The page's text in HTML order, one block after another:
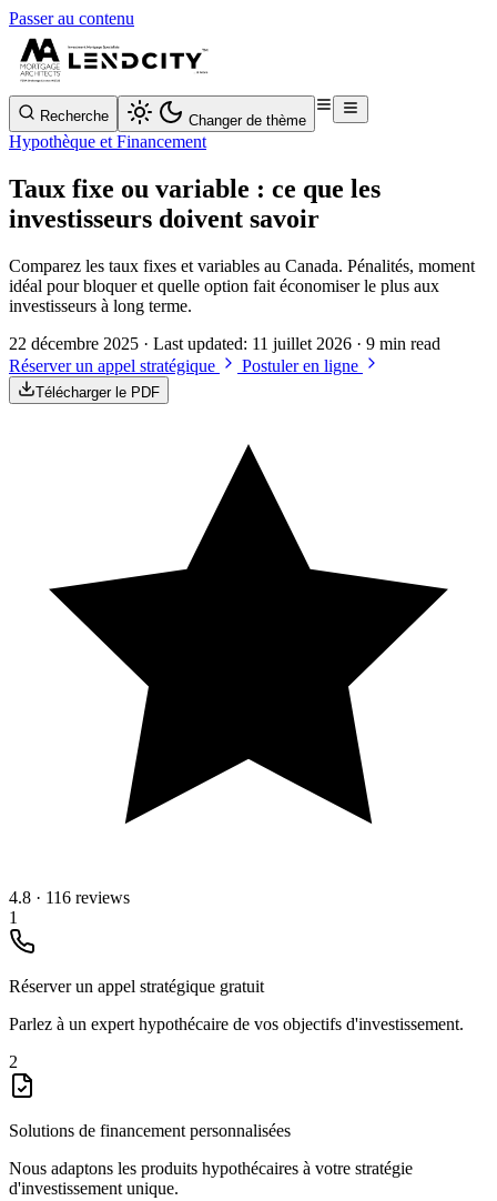
Passer au contenu
Recherche Changer de thème
Hypothèque et Financement
Taux fixe ou variable : ce que les
investisseurs doivent savoir
Comparez les taux fixes et variables au Canada. Pénalités, moment
idéal pour bloquer et quelle option fait économiser le plus aux
investisseurs à long terme.
22 décembre 2025 · Last updated: 11 juillet 2026 · 9 min read
Réserver un appel stratégique
Postuler en ligne
Télécharger le PDF
4.8 · 116 reviews
1
Réserver un appel stratégique gratuit
Parlez à un expert hypothécaire de vos objectifs d'investissement.
2
Solutions de financement personnalisées
Nous adaptons les produits hypothécaires à votre stratégie
d'investissement unique.